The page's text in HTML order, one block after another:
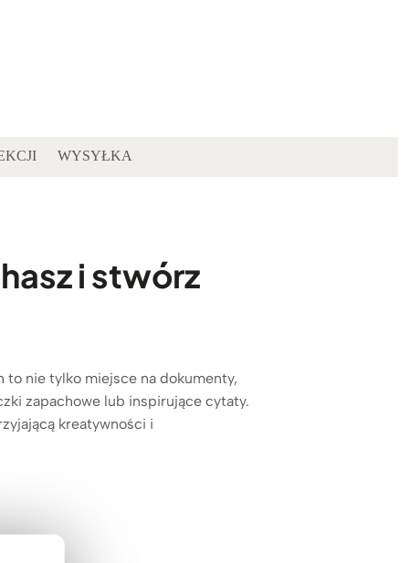
WYSYŁKA
i stwórz
to nie tylko miejsce na dokumenty,
zapachowe lub inspirujące cytaty.
kreatywności i